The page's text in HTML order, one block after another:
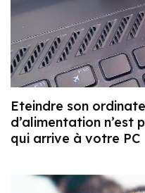
Eteindre son
d’alimentation n’est
qui arrive à votre PC